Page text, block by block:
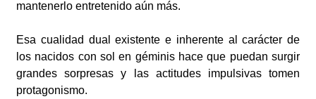
mantenerlo entretenido aún más.
Esa cualidad dual existente e inherente al carácter de
los nacidos con sol en géminis hace que puedan surgir
grandes sorpresas y las actitudes impulsivas tomen
protagonismo.